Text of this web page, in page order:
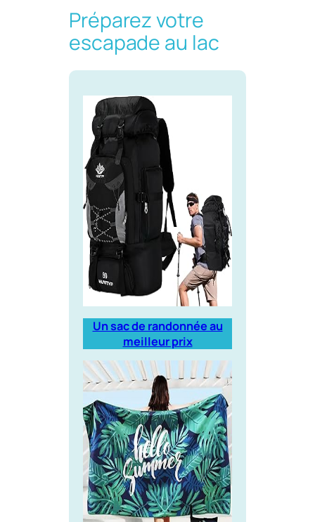
Préparez votre
escapade au lac
Un sac de randonnée au
meilleur prix